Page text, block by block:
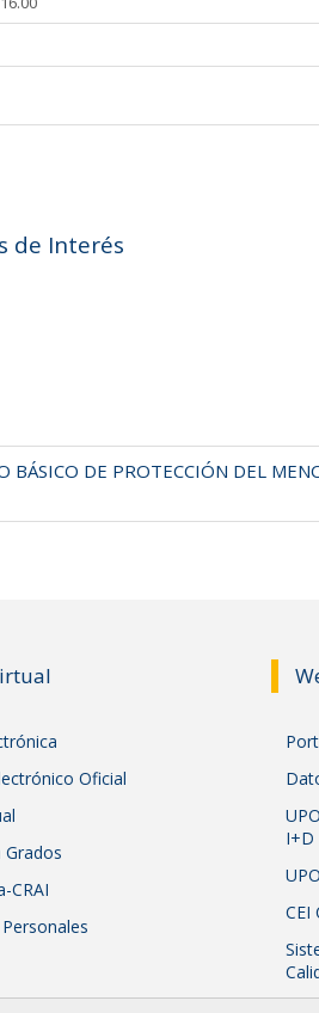
de Interés
DE PROTECCIÓN DEL
tual
Oficial
Grados
CRAI
I+D
CEI